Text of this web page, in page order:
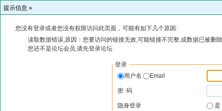
提示信息 »
您没有登录或者您没有权限访问此页面，可能有如下几个原因:
读取数据错误,原因：您要访问的链接无效,可能链接不完整,或数据已被删
您还不是论坛会员,请先登录论坛
登录
用户名
Email
密 码
隐身登录